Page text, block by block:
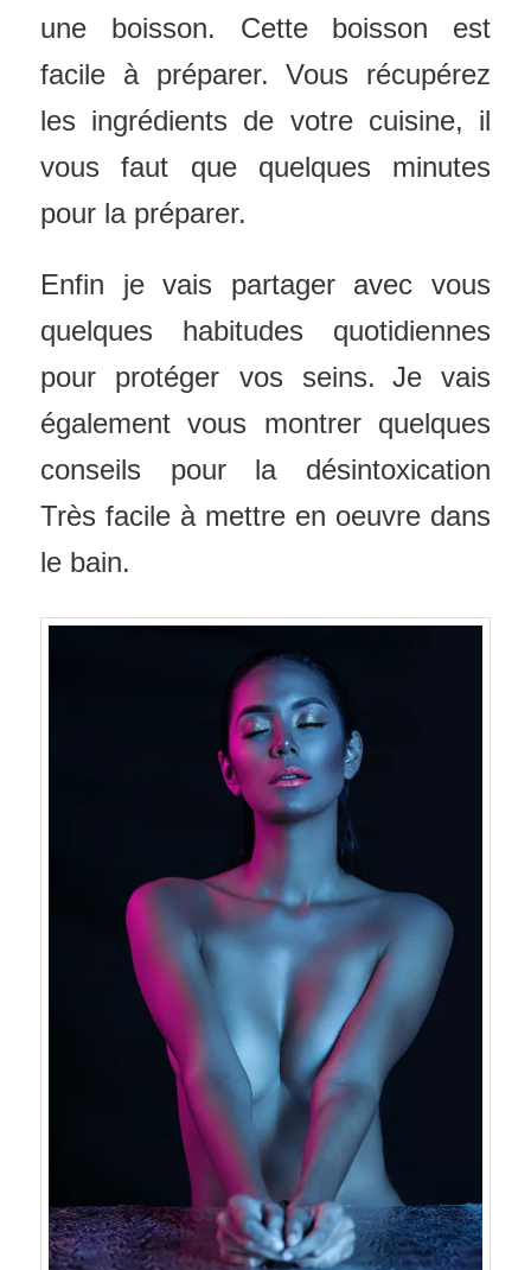
une boisson. Cette boisson est
facile à préparer. Vous récupérez
les ingrédients de votre cuisine, il
vous faut que quelques minutes
pour la préparer.
Enfin je vais partager avec vous
quelques habitudes quotidiennes
pour protéger vos seins. Je vais
également vous montrer quelques
conseils pour la désintoxication
Très facile à mettre en oeuvre dans
le bain.